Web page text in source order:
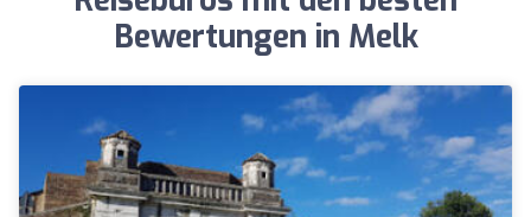
Bewertungen in Melk